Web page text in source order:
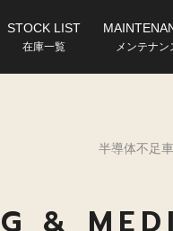
STOCK LIST
在庫一覧 メンテナン
半導体不足